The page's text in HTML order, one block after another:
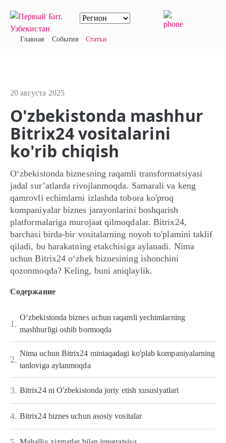
Главная События Статьи
20 августа 2025
O'zbekistonda mashhur
Bitrix24 vositalarini
ko'rib chiqish
O‘zbekistonda biznesning raqamli transformatsiyasi
jadal sur’atlarda rivojlanmoqda. Samarali va keng
qamrovli echimlarni izlashda tobora ko'proq
kompaniyalar biznes jarayonlarini boshqarish
platformalariga murojaat qilmoqdalar. Bitrix24,
barchasi birda-bir vositalarning noyob to'plamini taklif
qiladi, bu harakatning etakchisiga aylanadi. Nima
uchun Bitrix24 o‘zbek biznesining ishonchini
qozonmoqda? Keling, buni aniqlaylik.
Содержание
1.
O‘zbekistonda biznes uchun raqamli yechimlarning
mashhurligi oshib bormoqda
2.
Nima uchun Bitrix24 mintaqadagi ko'plab kompaniyalarning
tanloviga aylanmoqda
3. Bitrix24 ni O'zbekistonda joriy etish xususiyatlari
4. Bitrix24 biznes uchun asosiy vositalar